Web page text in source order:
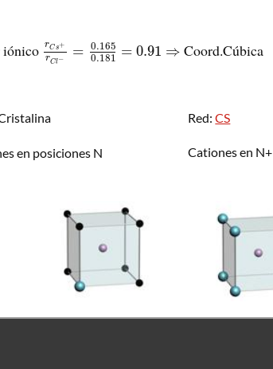
iónico rCs+
rCl− = 0.165
0.181 = 0.91 ⇒ Coord.Cúbica
Red:CS
en posiciones N Cationes en N+